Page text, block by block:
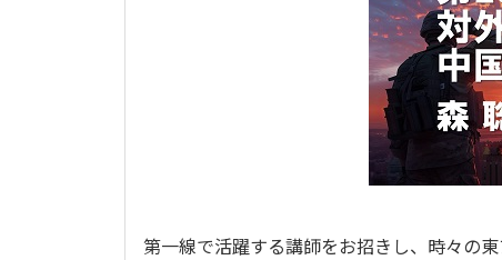
第一線で活躍する講師をお招きし、時々の